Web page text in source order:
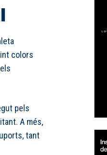
colors
pels
A més,
tant